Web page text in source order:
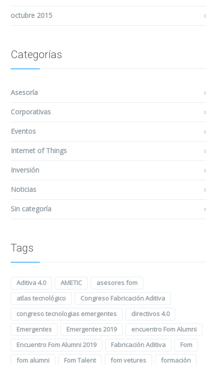
octubre 2015
Categorías
Asesoría
Corporativas
Eventos
Internet of Things
Inversión
Noticias
Sin categoría
Tags
Aditiva 4.0 AMETIC
asesores fom
atlas tecnológico
Congreso Fabricación Aditiva
congreso tecnologias emergentes
directivos 4.0
Emergentes
Emergentes 2019
encuentro Fom Alumni
Encuentro Fom Alumni 2019
Fabricación Aditiva
Fom
fom alumni
Fom Talent fom vetures
formación